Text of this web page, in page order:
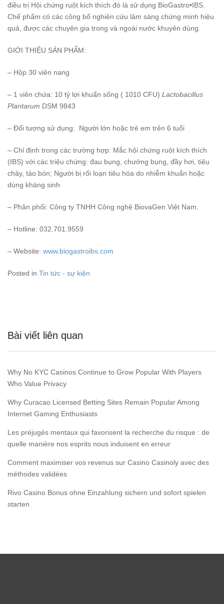
điều trị Hội chứng ruột kích thích đó là sử dụng BioGastro•IBS.
Chế phẩm có các công bố nghiên cứu lâm sàng chứng minh hiệu
quả, được các chuyên gia trong và ngoài nước khuyên dùng.
GIỚI THIỆU SẢN PHẨM:
– Hộp 30 viên nang
– 1 viên chứa: 10 tỷ lợi khuẩn sống ( 1010 CFU) Lactobacillus
Plantarum DSM 9843
– Đối tượng sử dụng: Người lớn hoặc trẻ em trên 6 tuổi
– Chỉ định trong các trường hợp: Mắc hội chứng ruột kích thích
(IBS) với các triệu chứng: đau bụng, chướng bụng, đầy hơi, tiêu
chảy, táo bón; Người bị rối loạn tiêu hóa do nhiễm khuẩn hoặc
dùng kháng sinh
– Phân phối: Công ty TNHH Công nghệ BiovaGen Việt Nam.
– Hotline: 032.701.9559
– Website: www.biogastroibs.com
Posted in Tin tức - sự kiện
Bài viết liên quan
Why No KYC Casinos Continue to Grow Popular With Players
Who Value Privacy
Why Curacao Licensed Betting Sites Remain Popular Among
Internet Gaming Enthusiasts
Les préjugés mentaux qui favorisent la recherche du risque : de
quelle manière nos esprits nous induisent en erreur
Comment maximiser vos revenus sur Casino Casinoly avec des
méthodes validées
Rivo Casino Bonus ohne Einzahlung sichern und sofort spielen
starten